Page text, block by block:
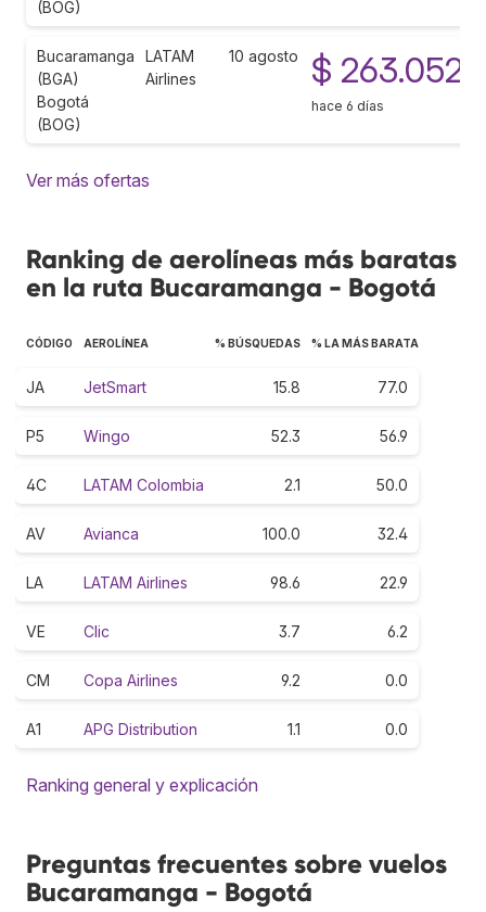
(BOG)
Bucaramanga
(BGA)
Bogotá
(BOG)
LATAM
Airlines
10 agosto $ 263.052
hace 6 días
Ver más ofertas
Ranking de aerolíneas más baratas
en la ruta Bucaramanga - Bogotá
CÓDIGO AEROLÍNEA % BÚSQUEDAS % LA MÁS BARATA
JA JetSmart 15.8 77.0
P5 Wingo 52.3 56.9
4C LATAM Colombia 2.1 50.0
AV Avianca 100.0 32.4
LA LATAM Airlines 98.6 22.9
VE Clic 3.7 6.2
CM Copa Airlines 9.2 0.0
A1 APG Distribution 1.1 0.0
Ranking general y explicación
Preguntas frecuentes sobre vuelos
Bucaramanga - Bogotá